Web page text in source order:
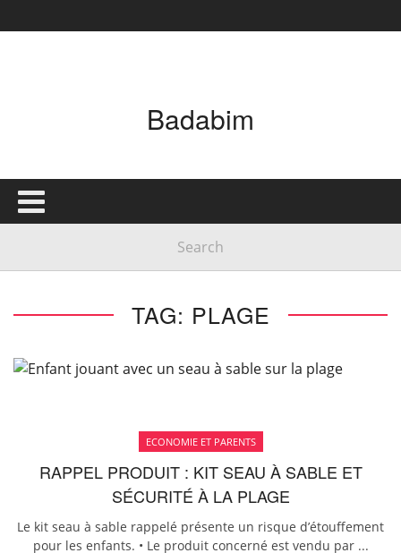
Badabim
TAG: PLAGE
ECONOMIE ET PARENTS
RAPPEL PRODUIT : KIT SEAU À SABLE ET
SÉCURITÉ À LA PLAGE
Le kit seau à sable rappelé présente un risque d’étouffement
pour les enfants. • Le produit concerné est vendu par ...